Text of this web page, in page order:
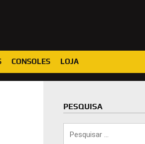
CONSOLES LOJA
PESQUISA